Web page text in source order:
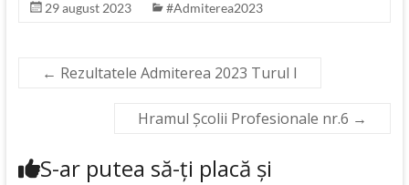
29 august 2023 #Admiterea2023
← Rezultatele Admiterea 2023 Turul I
Hramul Școlii Profesionale nr.6 →
S-ar putea să-ți placă și